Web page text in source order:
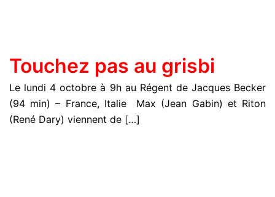
Touchez pas au grisbi
Le lundi 4 octobre à 9h au Régent de Jacques Becker
(94 min) – France, Italie Max (Jean Gabin) et Riton
(René Dary) viennent de […]